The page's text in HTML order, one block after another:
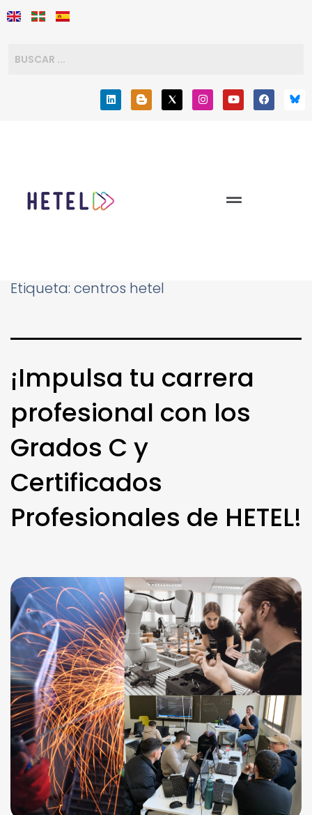
Etiqueta: centros hetel
¡Impulsa tu carrera
profesional con los
Grados C y
Certificados
Profesionales de HETEL!